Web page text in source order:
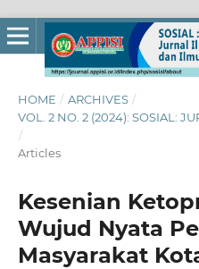
HOME / ARCHIVES /
VOL. 2 NO. 2 (2024): SOSIAL:
/
Articles
Kesenian
Wujud Nyata
Masyarakat